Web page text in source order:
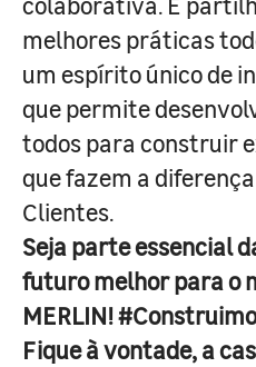
melhores práticas
um espírito único de
que permite
todos para construir
que fazem a
Clientes.
Seja parte essencial
futuro melhor para o
MERLIN!
Fique à vontade, a